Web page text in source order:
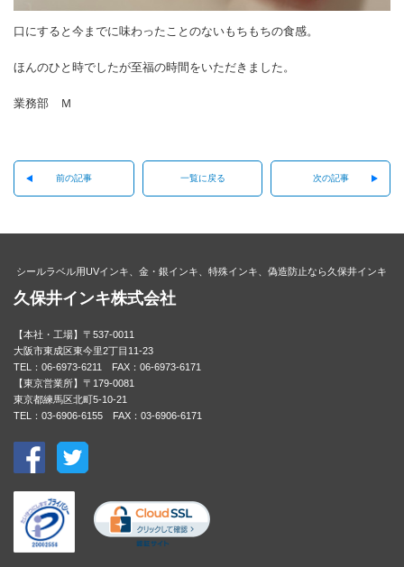
口にすると今までに味わったことのないもちもちの食感。
ほんのひと時でしたが至福の時間をいただきました。
業務部 Ｍ
前の記事 一覧に戻る 次の記事
シールラベル用UVインキ、金・銀インキ、特殊インキ、偽造防止なら久保井インキ
久保井インキ株式会社
【本社・工場】〒537-0011
大阪市東成区東今里2丁目11-23
TEL：06-6973-6211 FAX：06-6973-6171
【東京営業所】〒179-0081
東京都練馬区北町5-10-21
TEL：03-6906-6155 FAX：03-6906-6171